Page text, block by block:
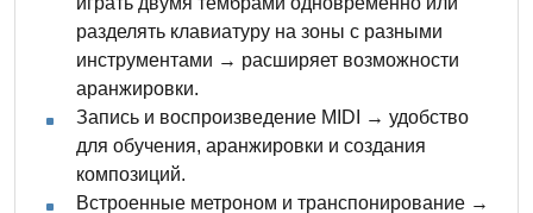
разделять клавиатуру на зоны с разными
инструментами → расширяет возможности
аранжировки.
Запись и воспроизведение MIDI → удобство
для обучения, аранжировки и создания
композиций.
Встроенные метроном и транспонирование →